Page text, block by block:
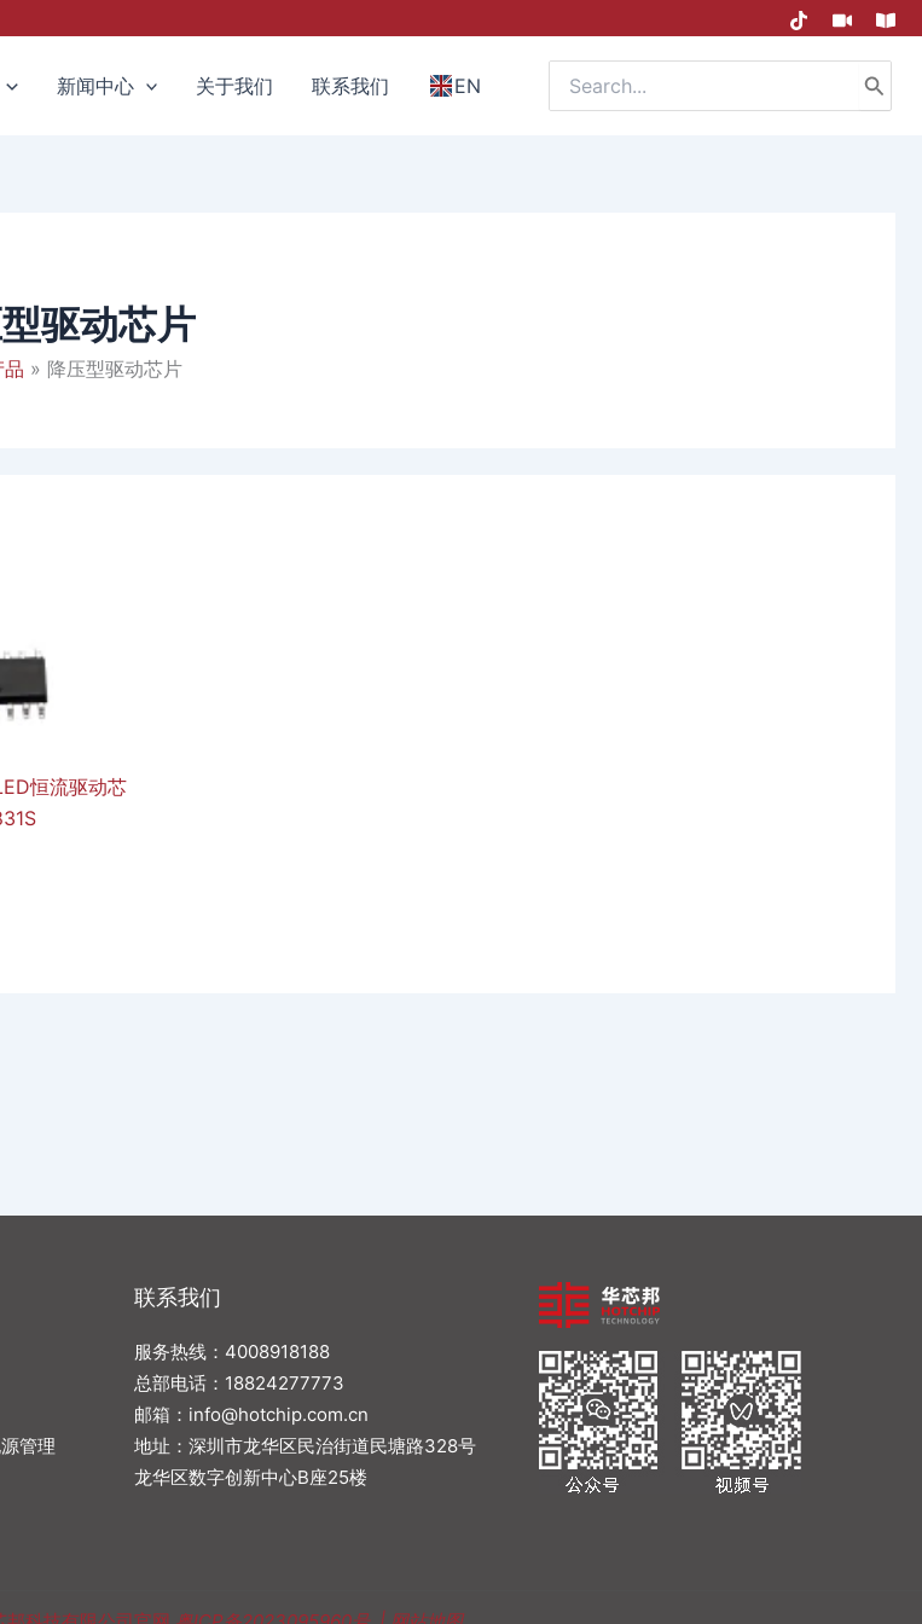
新闻中心 关于我们 联系我们 EN
Search
for:
驱动芯片
品 降压型驱动芯片
恒流驱动芯
管理
联系我们
服务热线：4008918188
总部电话： 18824277773
邮箱： info@hotchip.com.cn
地址：深圳市龙华区民治街道民塘路328号
龙华区数字创新中心B座25楼